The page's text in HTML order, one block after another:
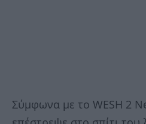
Σύμφωνα με το WESH 2